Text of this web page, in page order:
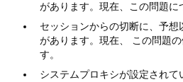
があります。現在、この問題に
セッションからの切断に、予想
があります。現在、 この問題
す。
システムプロキシが設定されて